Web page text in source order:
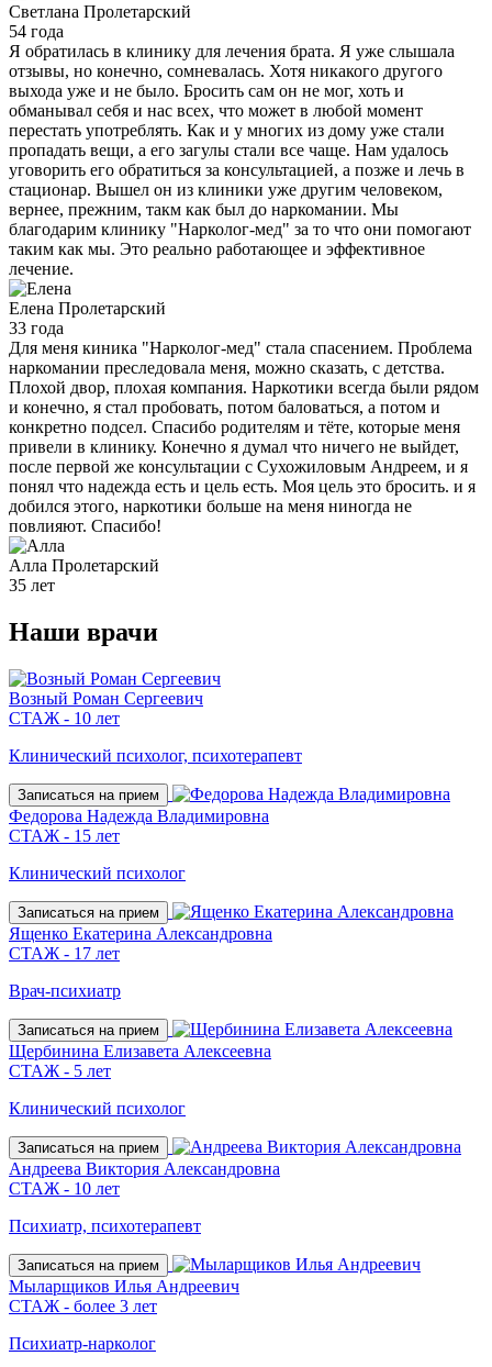
Светлана Пролетарский
54 года
Я обратилась в клинику для лечения брата. Я уже слышала
отзывы, но конечно, сомневалась. Хотя никакого другого
выхода уже и не было. Бросить сам он не мог, хоть и
обманывал себя и нас всех, что может в любой момент
перестать употреблять. Как и у многих из дому уже стали
пропадать вещи, а его загулы стали все чаще. Нам удалось
уговорить его обратиться за консультацией, а позже и лечь в
стационар. Вышел он из клиники уже другим человеком,
вернее, прежним, такм как был до наркомании. Мы
благодарим клинику "Нарколог-мед" за то что они помогают
таким как мы. Это реально работающее и эффективное
лечение.
Елена Пролетарский
33 года
Для меня киника "Нарколог-мед" стала спасением. Проблема
наркомании преследовала меня, можно сказать, с детства.
Плохой двор, плохая компания. Наркотики всегда были рядом
и конечно, я стал пробовать, потом баловаться, а потом и
конкретно подсел. Спасибо родителям и тёте, которые меня
привели в клинику. Конечно я думал что ничего не выйдет,
после первой же консультации с Сухожиловым Андреем, и я
понял что надежда есть и цель есть. Моя цель это бросить. и я
добился этого, наркотики больше на меня ниногда не
повлияют. Спасибо!
Алла Пролетарский
35 лет
Наши врачи
Возный Роман Сергеевич
СТАЖ - 10 лет
Клинический психолог, психотерапевт
Записаться на прием
Федорова Надежда Владимировна
СТАЖ - 15 лет
Клинический психолог
Записаться на прием
Ященко Екатерина Александровна
СТАЖ - 17 лет
Врач-психиатр
Записаться на прием
Щербинина Елизавета Алексеевна
СТАЖ - 5 лет
Клинический психолог
Записаться на прием
Андреева Виктория Александровна
СТАЖ - 10 лет
Психиатр, психотерапевт
Записаться на прием
Мыларщиков Илья Андреевич
СТАЖ - более 3 лет
Психиатр-нарколог